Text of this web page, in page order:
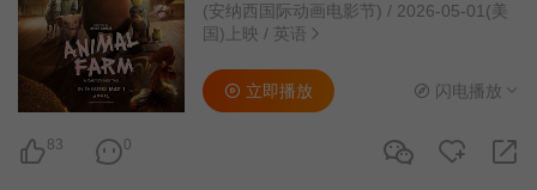
(安纳西国际动画电影节) / 2026-05-01(美
国)上映 / 英语
83 0
立即播放 闪电播放